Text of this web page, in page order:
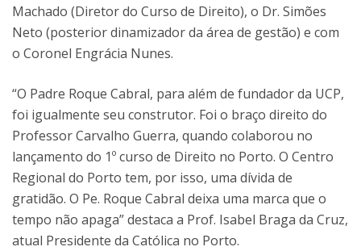
Machado (Diretor do Curso de Direito), o Dr. Simões
Neto (posterior dinamizador da área de gestão) e com
o Coronel Engrácia Nunes.
“O Padre Roque Cabral, para além de fundador da UCP,
foi igualmente seu construtor. Foi o braço direito do
Professor Carvalho Guerra, quando colaborou no
lançamento do 1º curso de Direito no Porto. O Centro
Regional do Porto tem, por isso, uma dívida de
gratidão. O Pe. Roque Cabral deixa uma marca que o
tempo não apaga” destaca a Prof. Isabel Braga da Cruz,
atual Presidente da Católica no Porto.